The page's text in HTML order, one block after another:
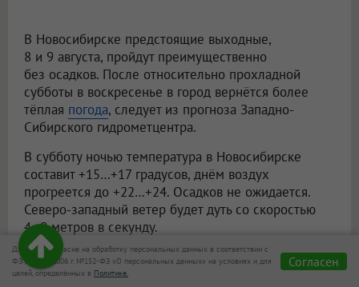
В Новосибирске предстоящие выходные,
8 и 9 августа, пройдут преимущественно
без осадков. После относительно прохладной
субботы в воскресенье в город вернётся более
тёплая погода, следует из прогноза Западно-
Сибирского гидрометцентра.
В субботу ночью температура в Новосибирске
составит +15…+17 градусов, днём воздух
прогреется до +22…+24. Осадков не ожидается.
Северо-западный ветер будет дуть со скоростью
4–9 метров в секунду.
В воскресенье станет заметно теплее. Ночью
синоптики обещают +13…+15 градусов, а днём —
Даю своё согласие на обработку персональных данных в соответствии с
ФЗ от 27.07.2006 г. №152-ФЗ «О персональных данных» на условиях и для
целей, определённых в Политике.
Согласен